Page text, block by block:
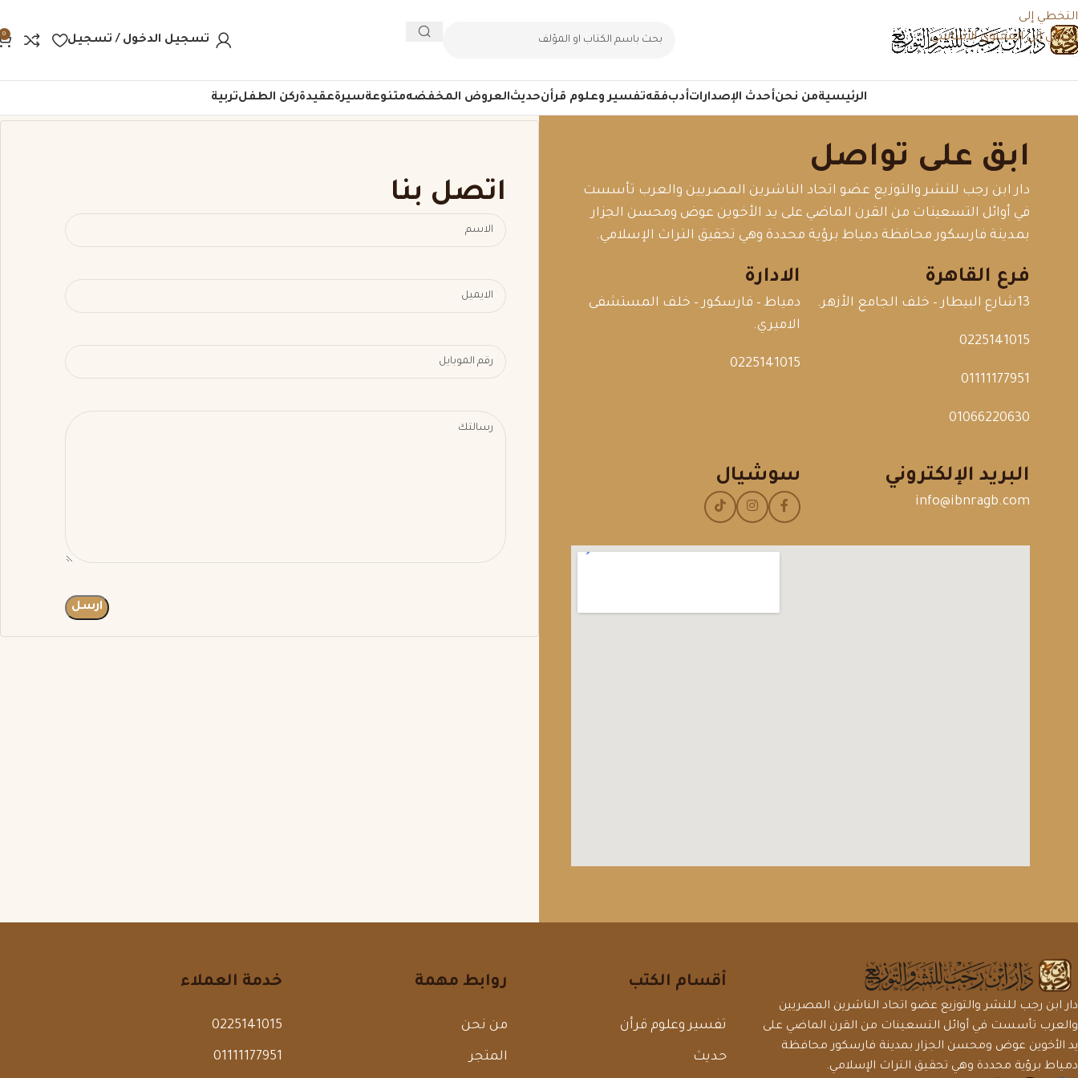
التخطي إلى
تخطي إلى المحتوى الأساسي
تسجيل الدخول / تسجيل 0
الرئيسيةمن نحنأحدث الإصداراتأدبفقهتفسير وعلوم قرأنحديثالعروض المخفضهمتنوعةسيرةعقيدةركن الطفلتربية
ابق على تواصل
دار ابن رجب للنشر والتوزيع عضو اتحاد الناشرين المصريين والعرب تأسست
في أوائل التسعينات من القرن الماضي على يد الأخوين عوض ومحسن الجزار
بمدينة فارسكور محافظة دمياط برؤية محددة وهي تحقيق التراث الإسلامي.
فرع القاهرة
13شارع البيطار – خلف الجامع الأزهر.
0225141015
01111177951
01066220630
الادارة
دمياط – فارسكور – خلف المستشفى
الاميري.
0225141015
البريد الإلكتروني
info@ibnragb.com
سوشيال
اتصل بنا
دار ابن رجب للنشر والتوزيع عضو اتحاد الناشرين المصريين
والعرب تأسست في أوائل التسعينات من القرن الماضي على
يد الأخوين عوض ومحسن الجزار بمدينة فارسكور محافظة
دمياط برؤية محددة وهي تحقيق التراث الإسلامي.
أقسام الكتب
تفسير وعلوم قرأن
حديث
روابط مهمة
من نحن
المتجر
خدمة العملاء
0225141015
01111177951